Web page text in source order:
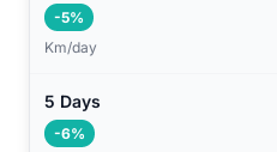
-5%
Km/day
5 Days
-6%